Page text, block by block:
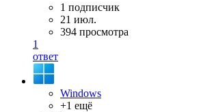
1 подписчик
21 июл.
394 просмотра
1
ответ
Windows
+1 ещё